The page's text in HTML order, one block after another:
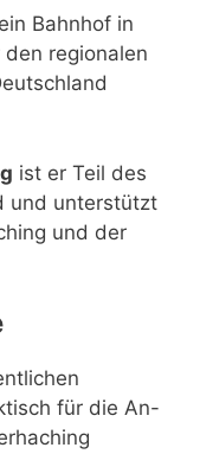
Bahnhof in
regionalen
ist er Teil des
und unterstützt
und der
für die An-